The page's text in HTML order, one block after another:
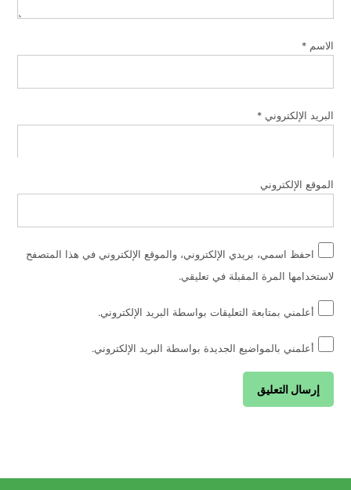
الاسم*
البريد الإلكتروني*
الموقع الإلكتروني
احفظ اسمي، بريدي الإلكتروني، والموقع الإلكتروني في هذا المتصفح
لاستخدامها المرة المقبلة في تعليقي.
أعلمني بمتابعة التعليقات بواسطة البريد الإلكتروني.
أعلمني بالمواضيع الجديدة بواسطة البريد الإلكتروني.